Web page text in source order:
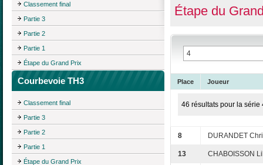
Classement final
Partie 3
Partie 2
Partie 1
Étape du Grand Prix
Courbevoie TH3
Classement final
Partie 3
Partie 2
Partie 1
Étape du Grand Prix
Étape du
Place Joueur
46 résultats pour la série
8 DURANDET
13 CHABOISSON